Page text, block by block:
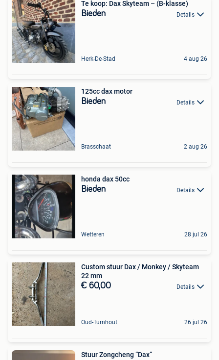
Te koop: Dax Skyteam – (B-klasse)
Bieden Details
Herk-De-Stad 4 aug 26
125cc dax motor
Bieden Details
Brasschaat 2 aug 26
honda dax 50cc
Bieden Details
Wetteren 28 jul 26
Custom stuur Dax / Monkey / Skyteam
22 mm
€ 60,00 Details
Oud-Turnhout 26 jul 26
Stuur Zongcheng “Dax”